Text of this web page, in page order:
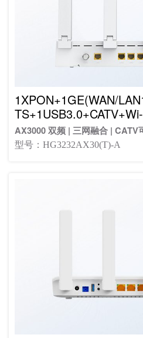
1XPON+1GE(WAN/
AX3000 双频 | 三网融合 | CATV
型号：HG3232AX30(T)-A